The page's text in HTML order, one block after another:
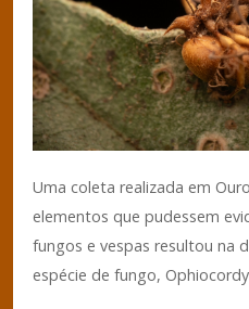
Uma coleta realizada em
elementos que pudessem
fungos e vespas resultou na
espécie de fungo,